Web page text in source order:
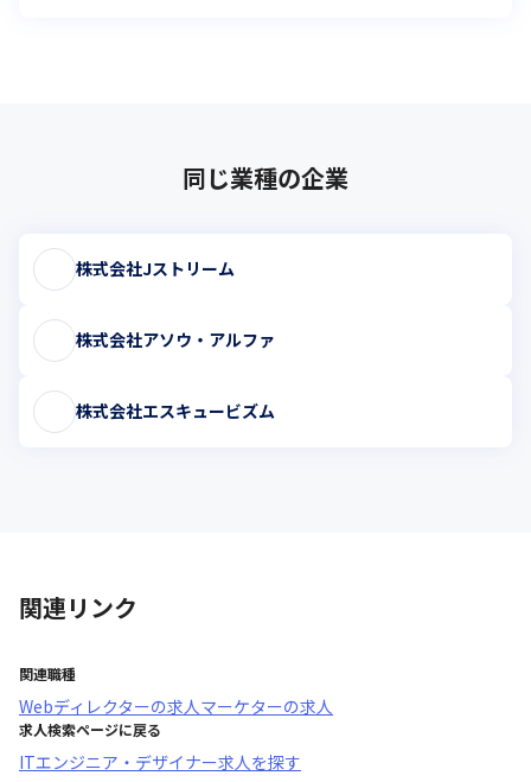
同じ業種の企業
株式会社Jストリーム
株式会社アソウ・アルファ
株式会社エスキュービズム
関連リンク
関連職種
Webディレクターの求人 マーケターの求人
求人検索ページに戻る
ITエンジニア・デザイナー求人を探す